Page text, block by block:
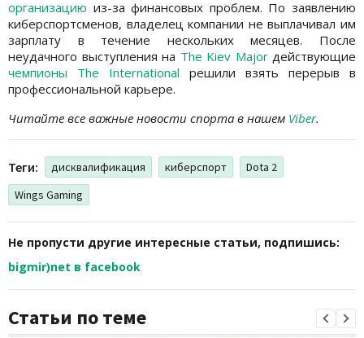
организацию из-за финансовых проблем. По заявлению
киберспортсменов, владелец компании не выплачивал им
зарплату в течение нескольких месяцев. После
неудачного выступления на The Kiev Majorдействующие
чемпионы The International решили взять перерыв в
профессиональной карьере.
Читайте все важные новости спорта в нашем Viber.
Теги: дисквалификация киберспорт
Dota 2
Wings Gaming
Не пропусти другие интересные статьи, подпишись:
bigmir)net в facebook
Статьи по теме